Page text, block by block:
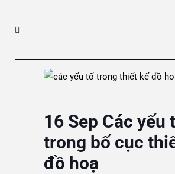
16 Sep Các yếu
trong bố cục
đồ hoạ